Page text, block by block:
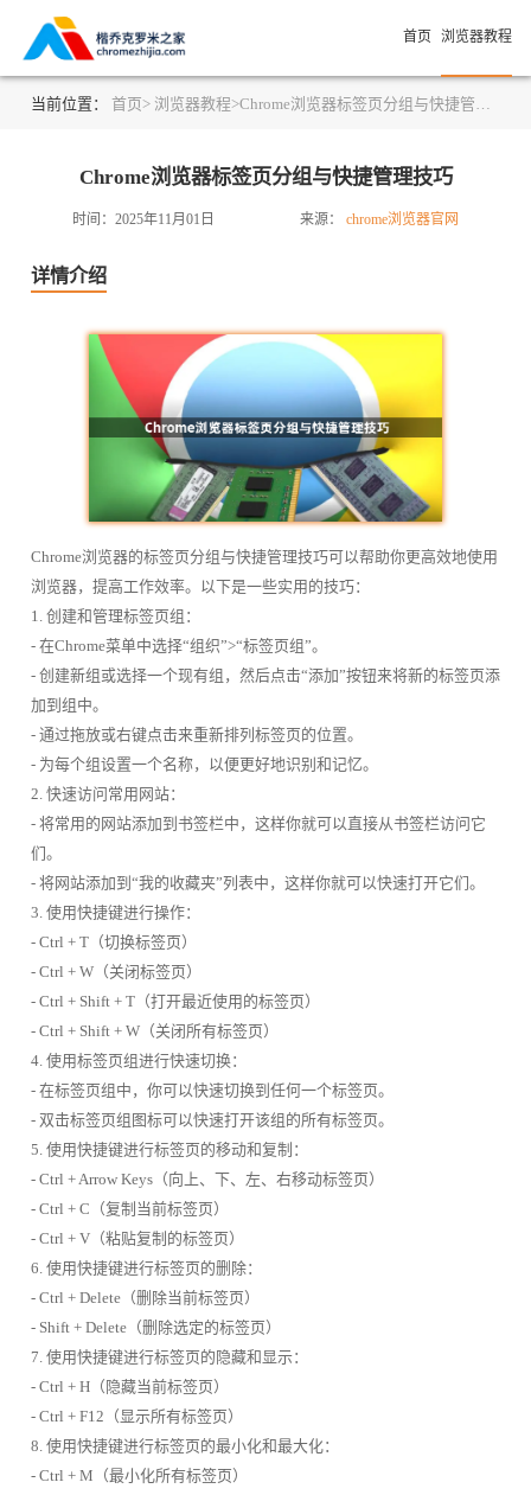
首页 浏览器教程
当前位置： 首页> 浏览器教程>Chrome浏览器标签页分组与快捷管理技巧
Chrome浏览器标签页分组与快捷管理技巧
时间：2025年11月01日 来源： chrome浏览器官网
详情介绍
Chrome浏览器的标签页分组与快捷管理技巧可以帮助你更高效地使用
浏览器，提高工作效率。以下是一些实用的技巧：
1. 创建和管理标签页组：
- 在Chrome菜单中选择“组织”>“标签页组”。
- 创建新组或选择一个现有组，然后点击“添加”按钮来将新的标签页添
加到组中。
- 通过拖放或右键点击来重新排列标签页的位置。
- 为每个组设置一个名称，以便更好地识别和记忆。
2. 快速访问常用网站：
- 将常用的网站添加到书签栏中，这样你就可以直接从书签栏访问它
们。
- 将网站添加到“我的收藏夹”列表中，这样你就可以快速打开它们。
3. 使用快捷键进行操作：
- Ctrl + T（切换标签页）
- Ctrl + W（关闭标签页）
- Ctrl + Shift + T（打开最近使用的标签页）
- Ctrl + Shift + W（关闭所有标签页）
4. 使用标签页组进行快速切换：
- 在标签页组中，你可以快速切换到任何一个标签页。
- 双击标签页组图标可以快速打开该组的所有标签页。
5. 使用快捷键进行标签页的移动和复制：
- Ctrl + Arrow Keys（向上、下、左、右移动标签页）
- Ctrl + C（复制当前标签页）
- Ctrl + V（粘贴复制的标签页）
6. 使用快捷键进行标签页的删除：
- Ctrl + Delete（删除当前标签页）
- Shift + Delete（删除选定的标签页）
7. 使用快捷键进行标签页的隐藏和显示：
- Ctrl + H（隐藏当前标签页）
- Ctrl + F12（显示所有标签页）
8. 使用快捷键进行标签页的最小化和最大化：
- Ctrl + M（最小化所有标签页）